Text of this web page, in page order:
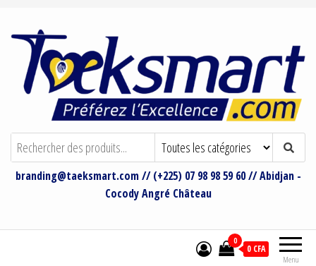
Taeksmart Group
Bienvenue sur le site de Taeksmart
Group
branding@taeksmart.com // (+225) 07 98 98 59 60 // Abidjan -
Cocody Angré Château
Menu
0
0 CFA